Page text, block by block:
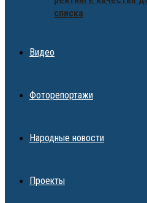
списка
Видео
Фоторепортажи
Народные новости
Проекты